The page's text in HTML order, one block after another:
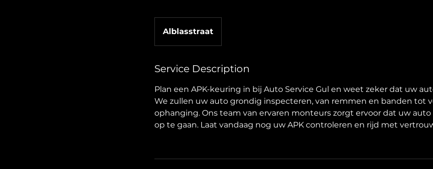
Alblasstraat
Service Description
Plan een APK-keuring in bij Auto Service Gul en weet zeker dat uw
We zullen uw auto grondig inspecteren, van remmen en banden tot
ophanging. Ons team van ervaren monteurs zorgt ervoor dat uw auto
op te gaan. Laat vandaag nog uw APK controleren en rijd met